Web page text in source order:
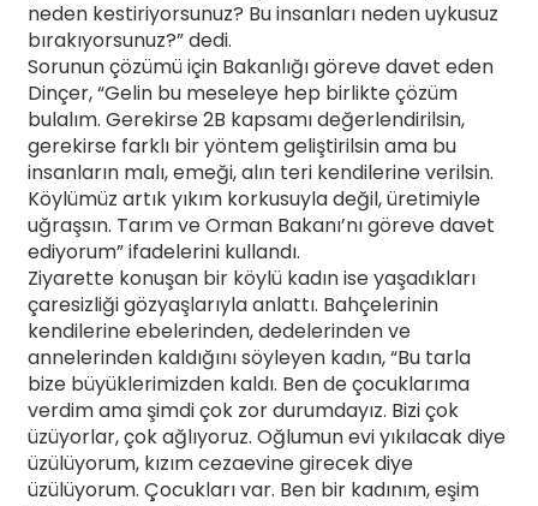
neden kestiriyorsunuz? Bu insanları neden uykusuz
bırakıyorsunuz?” dedi.
Sorunun çözümü için Bakanlığı göreve davet eden
Dinçer, “Gelin bu meseleye hep birlikte çözüm
bulalım. Gerekirse 2B kapsamı değerlendirilsin,
gerekirse farklı bir yöntem geliştirilsin ama bu
insanların malı, emeği, alın teri kendilerine verilsin.
Köylümüz artık yıkım korkusuyla değil, üretimiyle
uğraşsın. Tarım ve Orman Bakanı’nı göreve davet
ediyorum” ifadelerini kullandı.
Ziyarette konuşan bir köylü kadın ise yaşadıkları
çaresizliği gözyaşlarıyla anlattı. Bahçelerinin
kendilerine ebelerinden, dedelerinden ve
annelerinden kaldığını söyleyen kadın, “Bu tarla
bize büyüklerimizden kaldı. Ben de çocuklarıma
verdim ama şimdi çok zor durumdayız. Bizi çok
üzüyorlar, çok ağlıyoruz. Oğlumun evi yıkılacak diye
üzülüyorum, kızım cezaevine girecek diye
üzülüyorum. Çocukları var. Ben bir kadınım, eşim